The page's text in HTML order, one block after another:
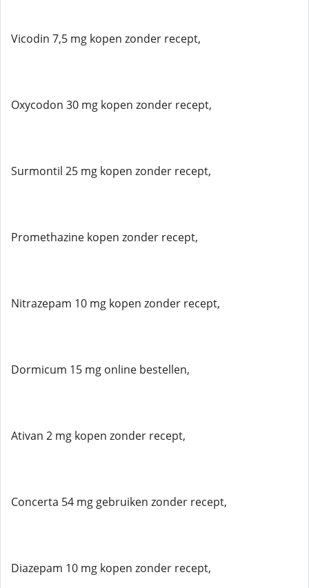
Vicodin 7,5 mg kopen zonder recept,
Oxycodon 30 mg kopen zonder recept,
Surmontil 25 mg kopen zonder recept,
Promethazine kopen zonder recept,
Nitrazepam 10 mg kopen zonder recept,
Dormicum 15 mg online bestellen,
Ativan 2 mg kopen zonder recept,
Concerta 54 mg gebruiken zonder recept,
Diazepam 10 mg kopen zonder recept,